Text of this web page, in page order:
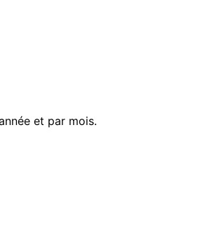
et par mois.